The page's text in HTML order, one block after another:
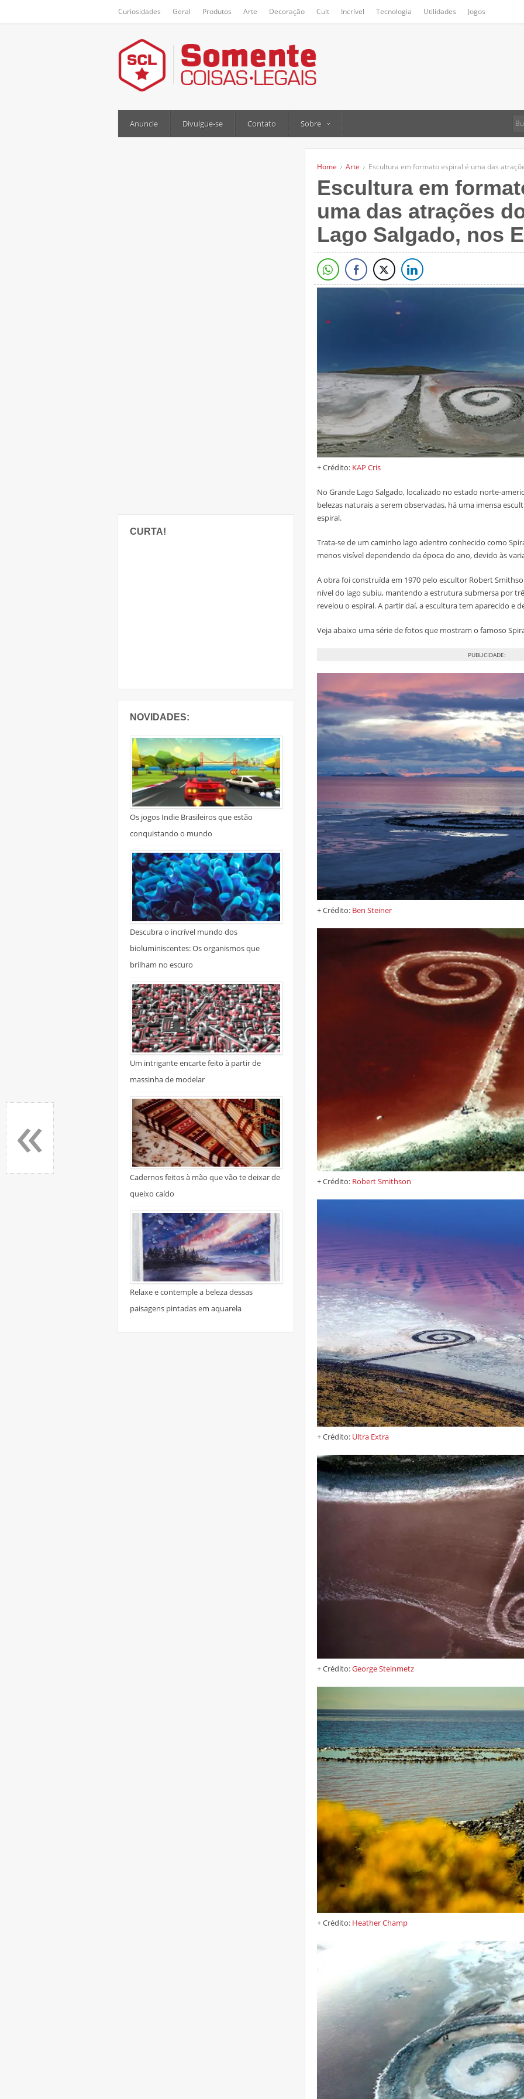
Curiosidades Geral Produtos Arte Decoração Cult Incrível Tecnologia Utilidades Jogos
Anuncie Divulgue-se Contato Sobre
CURTA!
NOVIDADES:
Os jogos Indie Brasileiros que estão
conquistando o mundo
Descubra o incrível mundo dos
bioluminiscentes: Os organismos que
brilham no escuro
Um intrigante encarte feito à partir de
massinha de modelar
Cadernos feitos à mão que vão te deixar de
queixo caído
Relaxe e contemple a beleza dessas
paisagens pintadas em aquarela
Home Arte Escultura em formato espiral é uma das
Escultura em
uma das atrações
Lago Salgado, nos
+ Crédito: KAP Cris
No Grande Lago Salgado, localizado no estado norte-
belezas naturais a serem observadas, há uma imensa
espiral.
Trata-se de um caminho lago adentro conhecido como
menos visível dependendo da época do ano, devido às
A obra foi construída em 1970 pelo escultor Robert
nível do lago subiu, mantendo a estrutura submersa por
revelou o espiral. A partir daí, a escultura tem aparecido e
Veja abaixo uma série de fotos que mostram o famoso
PUBLICIDADE:
+ Crédito: Ben Steiner
+ Crédito: Robert Smithson
+ Crédito: Ultra Extra
+ Crédito:George Steinmetz
+ Crédito: Heather Champ
«